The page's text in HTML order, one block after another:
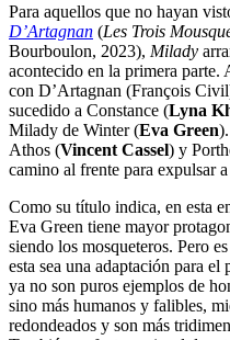
Para aquellos que no hayan
D’Artagnan (Les Trois
Bourboulon, 2023), Milady
acontecido en la primera parte.
con D’Artagnan (François
sucedido a Constance (Lyna
Milady de Winter (Eva Green
Athos (Vincent Cassel) y
camino al frente para expulsar
Como su título indica, en esta
Eva Green tiene mayor
siendo los mosqueteros. Pero
esta sea una adaptación para
ya no son puros ejemplos de
sino más humanos y falibles,
redondeados y son más